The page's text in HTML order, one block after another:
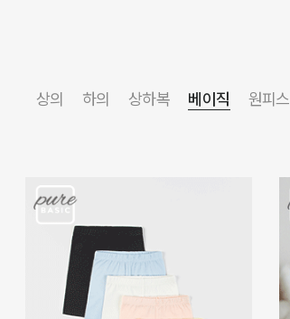
상의 하의 상하복 베이직 원피스